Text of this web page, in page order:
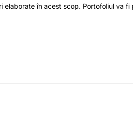
în acest scop. Portofoliul va